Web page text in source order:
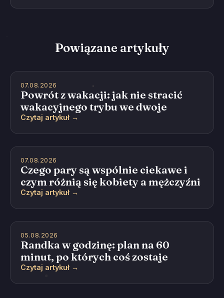
Powiązane artykuły
07.08.2026
Powrót z wakacji: jak nie stracić
wakacyjnego trybu we dwoje
Czytaj artykuł →
07.08.2026
Czego pary są wspólnie ciekawe i
czym różnią się kobiety a mężczyźni
Czytaj artykuł →
05.08.2026
Randka w godzinę: plan na 60
minut, po których coś zostaje
Czytaj artykuł →